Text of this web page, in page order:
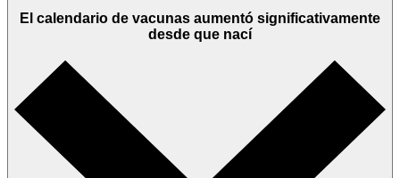
El calendario de vacunas aumentó significativamente
desde que nací